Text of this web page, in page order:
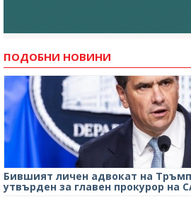
ПОДОБНИ НОВИНИ
Бившият личен адвокат на
утвърден за главен прокурор на